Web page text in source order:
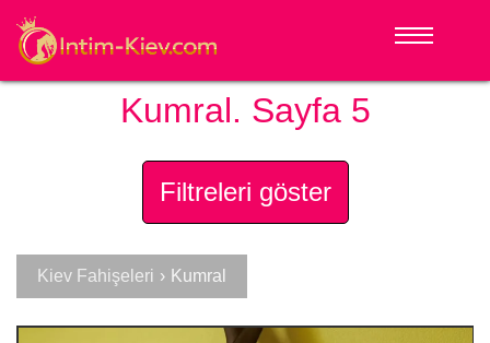
Kumral. Sayfa 5
Filtreleri göster
Kiev Fahişeleri › Kumral